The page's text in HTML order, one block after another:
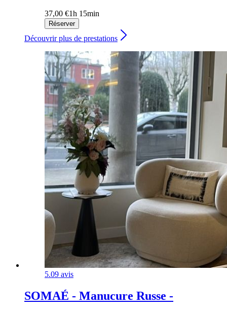
37,00 €1h 15min
Réserver
Découvrir plus de prestations
5.09 avis
SOMAÉ - Manucure Russe -